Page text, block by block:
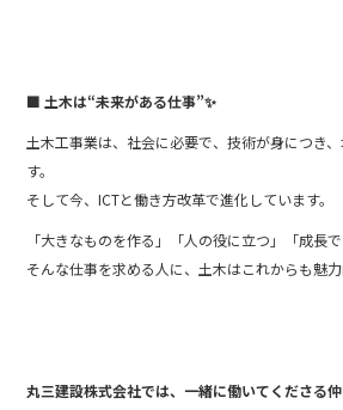
■ 土木は“未来がある仕事”✨
土木工事業は、社会に必要で、技術が身につき
す。
そして今、ICTと働き方改革で進化しています。
「大きなものを作る」「人の役に立つ」「成長で
そんな仕事を求める人に、土木はこれからも魅
丸三建設株式会社では、一緒に働いてくださる